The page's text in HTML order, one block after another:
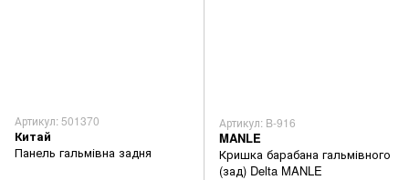
Артикул: 501370
Китай
Панель гальмівна задня
Артикул: B-916
MANLE
Кришка барабана гальмівного
(зад) Delta MANLE